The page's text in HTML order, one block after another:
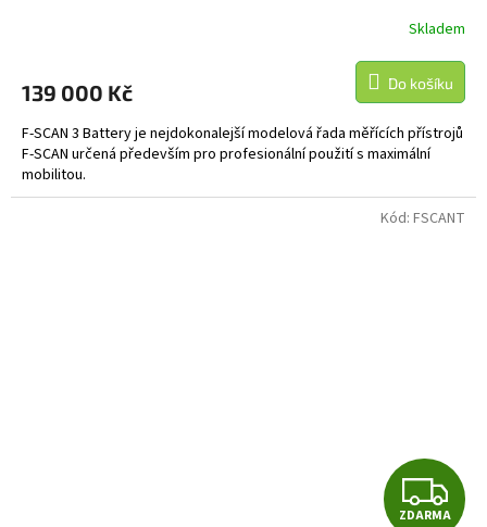
R
M
A
Skladem
139 000 Kč Do košíku
F-SCAN 3 Battery je nejdokonalejší modelová řada měřících přístrojů
F-SCAN určená především pro profesionální použití s maximální
mobilitou.
Z
ZDARMA
Kód: FSCANT